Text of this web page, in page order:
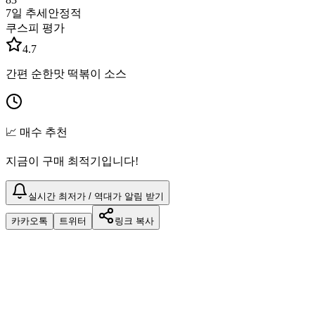
7일 추세 안정적
쿠스피 평가
4.7
간편 순한맛 떡볶이 소스
📈 매수 추천
지금이 구매 최적기입니다!
실시간 최저가 / 역대가 알림 받기
카카오톡 트위터 링크 복사